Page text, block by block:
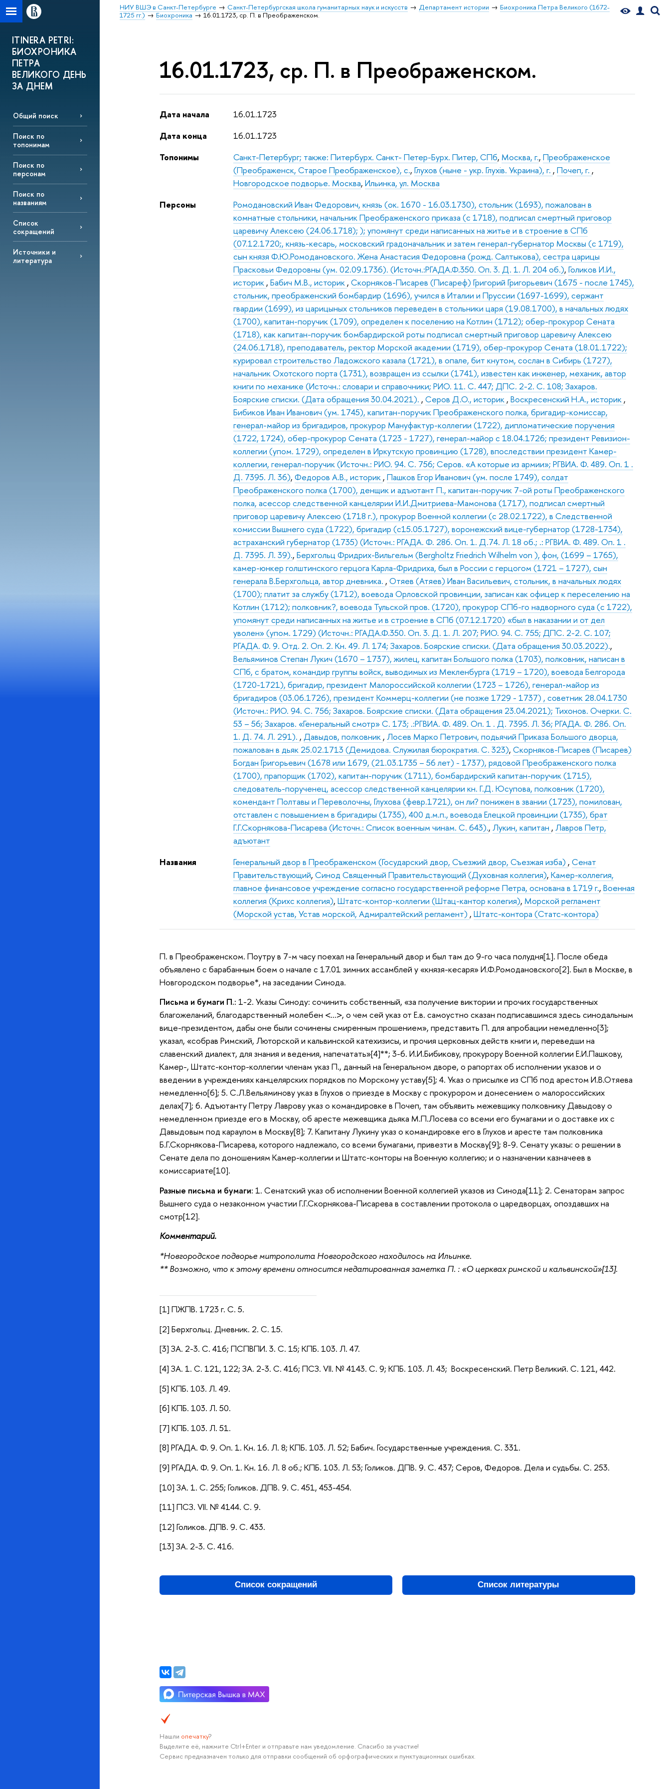
НИУ ВШЭ в Санкт-Петербурге Санкт-Петербургская школа гуманитарных наук и искусств Департамент истории
Биохроника Петра Великого (1672-
1725 гг.)
Биохроника 16.01.1723, ср. П. в Преображенском.
ITINERA PETRI:
БИОХРОНИКА
ПЕТРА
ВЕЛИКОГО ДЕНЬ
ЗА ДНЕМ
Общий поиск
Поиск по
топонимам
Поиск по
персонам
Поиск по
названиям
Список
сокращений
Источники и
литература
16.01.1723, ср. П. в Преображенском.
Дата начала
16.01.1723
Дата конца
16.01.1723
Топонимы
Санкт-Петербург; также: Питербурх. Санкт- Петер-Бурх. Питер, СПб, Москва, г.,Преображенское
(Преображенск, Старое Преображенское), с.,Глухов (ныне - укр. Глухiв. Украина), г. ,Почеп, г. ,
Новгородское подворье. Москва,Ильинка, ул. Москва
Персоны
Ромодановский Иван Федорович, князь (ок. 1670 - 16.03.1730), стольник (1693), пожалован в
комнатные стольники, начальник Преображенского приказа (с 1718), подписал смертный приговор
царевичу Алексею (24.06.1718); ); упомянут среди написанных на житье и в строение в СПб
(07.12.1720;, князь-кесарь, московский градоначальник и затем генерал-губернатор Москвы (с 1719),
сын князя Ф.Ю.Ромодановского. Жена Анастасия Федоровна (рожд. Салтыкова), сестра царицы
Прасковьи Федоровны (ум. 02.09.1736). (Источн.:РГАДА.Ф.350. Оп. 3. Д. 1. Л. 204 об.),Голиков И.И.,
историк ,Бабич М.В., историк ,Скорняков-Писарев (Писареф) Григорий Григорьевич (1675 - после 1745),
стольник, преображенский бомбардир (1696), учился в Италии и Пруссии (1697-1699), сержант
гвардии (1699), из царицыных стольников переведен в стольники царя (19.08.1700), в начальных людях
(1700), капитан-поручик (1709), определен к поселению на Котлин (1712); обер-прокурор Сената
(1718), как капитан-поручик бомбардирской роты подписал смертный приговор царевичу Алексею
(24.06.1718), преподаватель, ректор Морской академии (1719), обер-прокурор Сената (18.01.1722);
курировал строительство Ладожского казала (1721), в опале, бит кнутом, сослан в Сибирь (1727),
начальник Охотского порта (1731), возвращен из ссылки (1741), известен как инженер, механик, автор
книги по механике (Источн.: словари и справочники; РИО. 11. С. 447; ДПС. 2-2. С. 108; Захаров.
Боярские списки. (Дата обращения 30.04.2021). ,Серов Д.О., историк ,Воскресенский Н.А., историк ,
Бибиков Иван Иванович (ум. 1745), капитан-поручик Преображенского полка, бригадир-комиссар,
генерал-майор из бригадиров, прокурор Мануфактур-коллегии (1722), дипломатические поручения
(1722, 1724), обер-прокурор Сената (1723 - 1727), генерал-майор с 18.04.1726; президент Ревизион-
коллегии (упом. 1729), определен в Иркутскую провинцию (1728), впоследствии президент Камер-
коллегии, генерал-поручик (Источн.: РИО. 94. С. 756; Серов. «А которые из армии»; РГВИА. Ф. 489. Оп. 1 .
Д. 7395. Л. 36),Федоров А.В., историк ,Пашков Егор Иванович (ум. после 1749), солдат
Преображенского полка (1700), денщик и адъютант П., капитан-поручик 7-ой роты Преображенского
полка, асессор следственной канцелярии И.И.Дмитриева-Мамонова (1717), подписал смертный
приговор царевичу Алексею (1718 г.), прокурор Военной коллегии (с 28.02.1722), в Следственной
комиссии Вышнего суда (1722), бригадир (с15.05.1727), воронежский вице-губернатор (1728-1734),
астраханский губернатор (1735) (Источн.: РГАДА. Ф. 286. Оп. 1. Д.74. Л. 18 об.; .: РГВИА. Ф. 489. Оп. 1 .
Д. 7395. Л. 39).,Берхгольц Фридрих-Вильгельм (Bergholtz Friedrich Wilhelm von ), фон, (1699 – 1765),
камер-юнкер голштинского герцога Карла-Фридриха, был в России с герцогом (1721 – 1727), сын
генерала В.Берхгольца, автор дневника. ,Отяев (Атяев) Иван Васильевич, стольник, в начальных людях
(1700); платит за службу (1712), воевода Орловской провинции, записан как офицер к переселению на
Котлин (1712); полковник?, воевода Тульской пров. (1720), прокурор СПб-го надворного суда (с 1722),
упомянут среди написанных на житье и в строение в СПб (07.12.1720) «был в наказании и от дел
уволен» (упом. 1729) (Источн.: РГАДА.Ф.350. Оп. 3. Д. 1. Л. 207; РИО. 94. С. 755; ДПС. 2-2. С. 107;
РГАДА. Ф. 9. Отд. 2. Оп. 2. Кн. 49. Л. 174; Захаров. Боярские списки. (Дата обращения 30.03.2022).,
Вельяминов Степан Лукич (1670 – 1737), жилец, капитан Большого полка (1703), полковник, написан в
СПб, с братом, командир группы войск, выводимых из Мекленбурга (1719 – 1720), воевода Белгорода
(1720-1721), бригадир, президент Малороссийской коллегии (1723 – 1726), генерал-майор из
бригадиров (03.06.1726), президент Коммерц-коллегии (не позже 1729 - 1737) , советник 28.04.1730
(Источн.: РИО. 94. С. 756; Захаров. Боярские списки. (Дата обращения 23.04.2021); Тихонов. Очерки. С.
53 – 56; Захаров. «Генеральный смотр» С. 173; .:РГВИА. Ф. 489. Оп. 1 . Д. 7395. Л. 36; РГАДА. Ф. 286. Оп.
1. Д. 74. Л. 291). ,Давыдов, полковник ,Лосев Марко Петрович, подьячий Приказа Большого дворца,
пожалован в дьяк 25.02.1713 (Демидова. Служилая бюрократия. С. 323),Скорняков-Писарев (Писарев)
Богдан Григорьевич (1678 или 1679, (21.03.1735 – 56 лет) - 1737), рядовой Преображенского полка
(1700), прапорщик (1702), капитан-поручик (1711), бомбардирский капитан-поручик (1715),
следователь-порученец, асессор следственной канцелярии кн. Г.Д. Юсупова, полковник (1720),
комендант Полтавы и Переволочны, Глухова (февр.1721), он ли? понижен в звании (1723), помилован,
отставлен с повышением в бригадиры (1735), 400 д.м.п., воевода Елецкой провинции (1735), брат
Г.Г.Скорнякова-Писарева (Источн.: Список военным чинам. С. 643).,Лукин, капитан ,Лавров Петр,
адъютант
Названия
Генеральный двор в Преображенском (Государский двор, Съезжий двор, Съезжая изба) ,Сенат
Правительствующий,Синод Священный Правительствующий (Духовная коллегия),Камер-коллегия,
главное финансовое учреждение согласно государственной реформе Петра, основана в 1719 г.,Военная
коллегия (Крихс коллегия),Штатс-контор-коллегии (Штац-кантор колегия), Морской регламент
(Морской устав, Устав морской, Адмиралтейский регламент) ,Штатс-контора (Статс-контора)
П. в Преображенском. Поутру в 7-м часу поехал на Генеральный двор и был там до 9-го часа полудня[1]. После обеда
объявлено с барабанным боем о начале с 17.01 зимних ассамблей у «князя-кесаря» И.Ф.Ромодановского[2]. Был в Москве, в
Новгородском подворье*, на заседании Синода.
Письма и бумаги П.: 1-2. Указы Синоду: сочинить собственный, «за получение виктории и прочих государственных
благожеланий, благодарственный молебен <…>, о чем сей указ от Е.в. самоустно сказан подписавшимся здесь синодальным
вице-президентом, дабы оне были сочинены смиренным прошением», представить П. для апробации немедленно[3];
указал, «собрав Римский, Люторской и кальвинской катехизисы, и прочия церковных действ книги и, переведши на
славенский диалект, для знания и ведения, напечатать»[4]**; 3-6. И.И.Бибикову, прокурору Военной коллегии Е.И.Пашкову,
Камер-, Штатс-контор-коллегии членам указ П., данный на Генеральном дворе, о рапортах об исполнении указов и о
введении в учреждениях канцелярских порядков по Морскому уставу[5]; 4. Указ о присылке из СПб под арестом И.В.Отяева
немедленно[6]; 5. С.Л.Вельяминову указ в Глухов о приезде в Москву с прокурором и донесением о малороссийских
делах[7]; 6. Адъютанту Петру Лаврову указ о командировке в Почеп, там объявить межевщику полковнику Давыдову о
немедленном приезде его в Москву, об аресте межевщика дьяка М.П.Лосева со всеми его бумагами и о доставке их с
Давыдовым под караулом в Москву[8]; 7. Капитану Лукину указ о командировке его в Глухов и аресте там полковника
Б.Г.Скорнякова-Писарева, которого надлежало, со всеми бумагами, привезти в Москву[9]; 8-9. Сенату указы: о решении в
Сенате дела по доношениям Камер-коллегии и Штатс-конторы на Военную коллегию; и о назначении казначеев в
комиссариате[10].
Разные письма и бумаги: 1. Сенатский указ об исполнении Военной коллегией указов из Синода[11]; 2. Сенаторам запрос
Вышнего суда о незаконном участии Г.Г.Скорнякова-Писарева в составлении протокола о царедворцах, опоздавших на
смотр[12].
Комментарий.
*Новгородское подворье митрополита Новгородского находилось на Ильинке.
** Возможно, что к этому времени относится недатированная заметка П. : «О церквах римской и кальвинской»[13].
[1] ПЖПВ. 1723 г. С. 5.
[2] Берхгольц. Дневник. 2. С. 15.
[3] ЗА. 2-3. С. 416; ПСПВПИ. 3. С. 15; КПБ. 103. Л. 47.
[4] ЗА. 1. С. 121, 122; ЗА. 2-3. С. 416; ПСЗ. VII. № 4143. С. 9; КПБ. 103. Л. 43; Воскресенский. Петр Великий. С. 121, 442.
[5] КПБ. 103. Л. 49.
[6] КПБ. 103. Л. 50.
[7] КПБ. 103. Л. 51.
[8] РГАДА. Ф. 9. Оп. 1. Кн. 16. Л. 8; КПБ. 103. Л. 52; Бабич. Государственные учреждения. С. 331.
[9] РГАДА. Ф. 9. Оп. 1. Кн. 16. Л. 8 об.; КПБ. 103. Л. 53; Голиков. ДПВ. 9. С. 437; Серов, Федоров. Дела и судьбы. С. 253.
[10] ЗА. 1. С. 255; Голиков. ДПВ. 9. С. 451, 453-454.
[11] ПСЗ. VII. № 4144. С. 9.
[12] Голиков. ДПВ. 9. С. 433.
[13] ЗА. 2-3. С. 416.
Список сокращений Список литературы
Нашли опечатку?
Выделите её, нажмите Ctrl+Enter и отправьте нам уведомление. Спасибо за участие!
Сервис предназначен только для отправки сообщений об орфографических и пунктуационных ошибках.